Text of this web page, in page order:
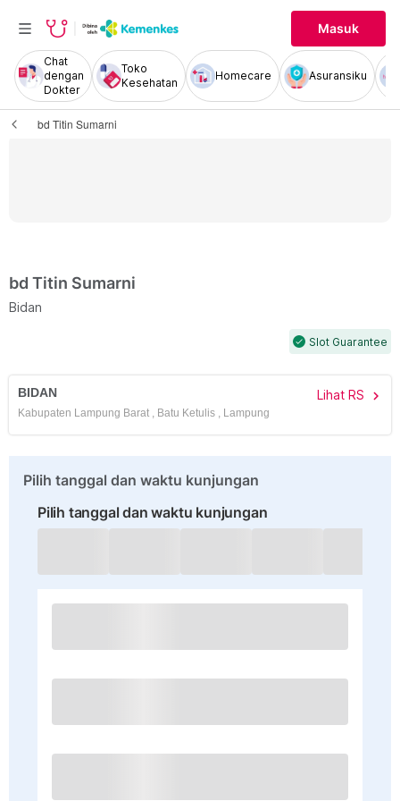
Masuk
Chat
dengan
Dokter
Toko
Kesehatan
Homecare Asuransiku
bd Titin Sumarni
bd Titin Sumarni
Bidan
check Slot Guarantee
BIDAN Lihat RS chevron_right
Kabupaten Lampung Barat , Batu Ketulis , Lampung
Pilih tanggal dan waktu kunjungan
Pilih tanggal dan waktu kunjungan